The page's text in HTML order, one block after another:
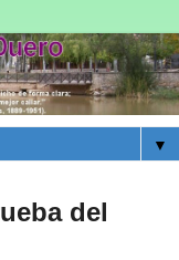
▼
del